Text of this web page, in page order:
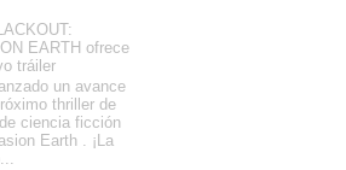
EARTH ofrece
tráiler
un avance
thriller de
ciencia ficción
Earth . ¡La